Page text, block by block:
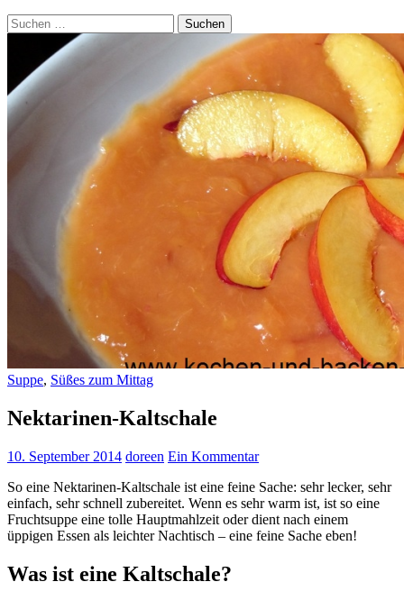
Suchen
nach:
Suppe, Süßes zum Mittag
Nektarinen-Kaltschale
10. September 2014 doreen Ein Kommentar
So eine Nektarinen-Kaltschale ist eine feine Sache: sehr lecker, sehr
einfach, sehr schnell zubereitet. Wenn es sehr warm ist, ist so eine
Fruchtsuppe eine tolle Hauptmahlzeit oder dient nach einem
üppigen Essen als leichter Nachtisch – eine feine Sache eben!
Was ist eine Kaltschale?